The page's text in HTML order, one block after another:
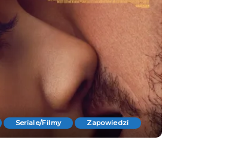
Seriale/Filmy Zapowiedzi